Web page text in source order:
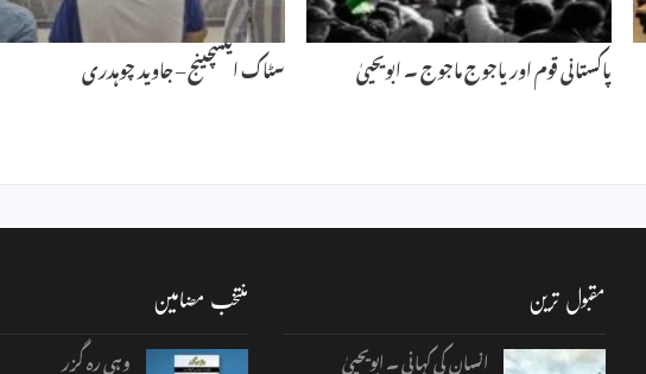
پاکستانی قوم اور یاجوج ماجوج ۔ ابویحییٰ سٹاک ایکسچینج – جاوید چوہدری
مقبول ترین
انسان کی کہانی ۔ ابویحییٰ
منتخب مضامین
وہی رہ گزر